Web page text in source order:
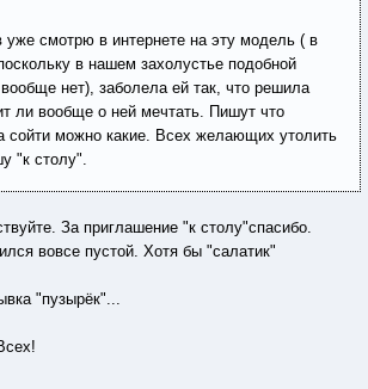
уже смотрю в интернете на эту модель ( в
в нашем захолустье подобной
нет), заболела ей так, что решила
ли вообще о ней мечтать. Пишут что
сойти можно какие. Всех желающих утолить
"к столу".
За приглашение "к столу"спасибо.
вовсе пустой. Хотя бы "салатик"
"пузырёк"...